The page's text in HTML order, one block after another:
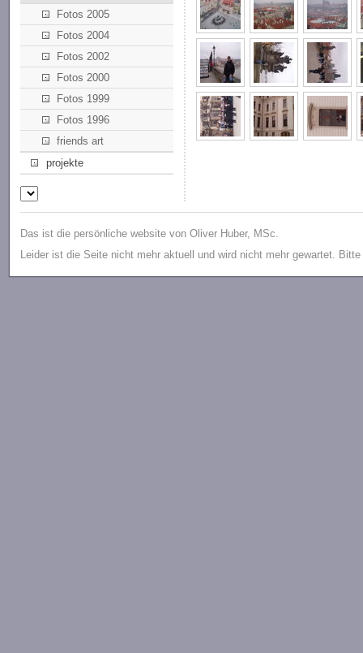
Fotos 2005
Fotos 2004
Fotos 2002
Fotos 2000
Fotos 1999
Fotos 1996
friends art
projekte
Das ist die persönliche website von Oliver Huber, MSc.
Leider ist die Seite nicht mehr aktuell und wird nicht mehr gewartet.